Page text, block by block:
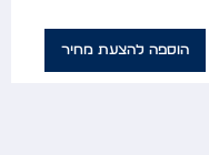
הוספה להצעת מחיר